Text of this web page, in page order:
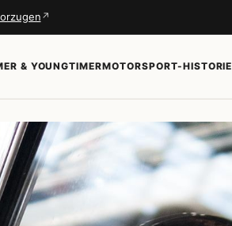
↗
& YOUNGTIMERMOTORSPORT-HISTORIE